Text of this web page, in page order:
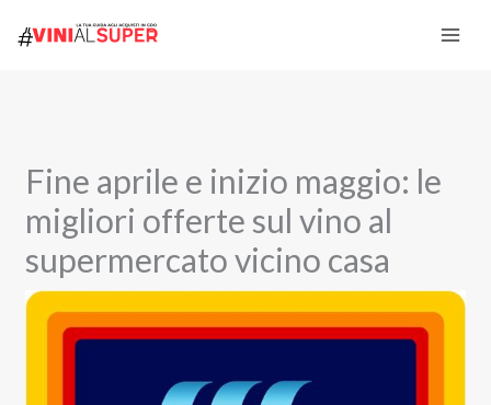
Fine aprile e inizio maggio: le
migliori offerte sul vino al
supermercato vicino casa